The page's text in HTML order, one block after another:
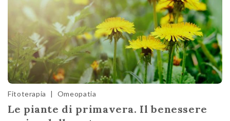
Fitoterapia | Omeopatia
Le piante di primavera. Il benessere